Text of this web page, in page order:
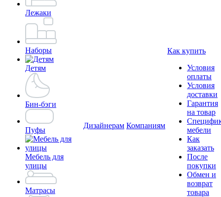
Лежаки
Наборы
Детям
Бин-бэги
Пуфы
Мебель для
улицы
Матрасы
Дизайнерам Компаниям
Как купить
Условия
оплаты
Условия
доставки
Гарантия
на товар
мебели
Как
заказать
После
покупки
Обмен и
возврат
товара